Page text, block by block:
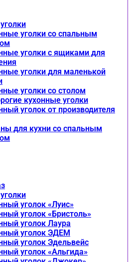
уголки со спальным
уголки с ящиками для
уголки для маленькой
уголки со столом
кухонные уголки
уголок от производителя
для кухни со спальным
уголок «Луис»
уголок «Бристоль»
уголок Лаура
уголок ЭДЕМ
уголок Эдельвейс
уголок «Альгида»